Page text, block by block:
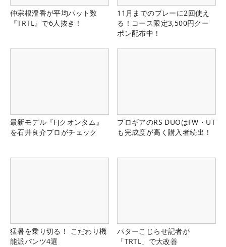
仲宗根澄香が平均パット数
『TRTL』で6人抜き！
11月までのプレーに2回使え
る！コース限定3,500円クー
ポン配布中！
最新モデル『FJクオンタム』
を石井良介プロがチェック
プロギアのRS DUOはFW・UT
も完成度が高く購入者続出！
猛暑を乗り切る！ こだわり機
能派パンツ4選
パターこじらせ記者が
「TRTL」で大改善